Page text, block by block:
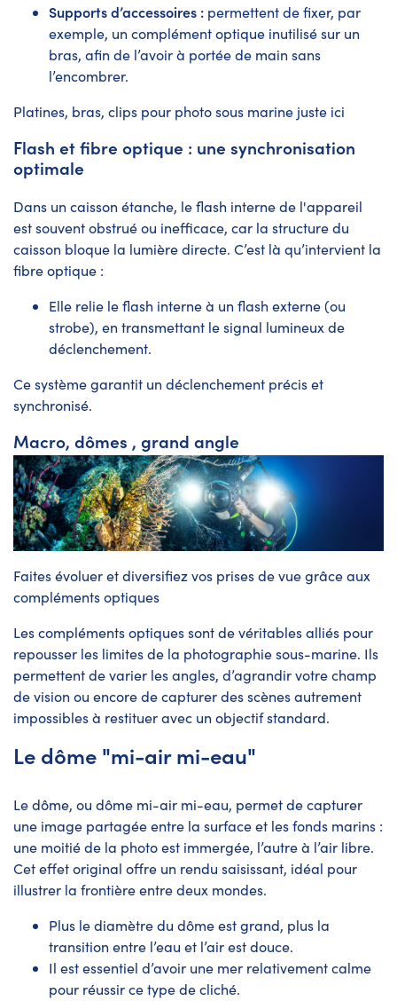
Supports d’accessoires : permettent de fixer, par
exemple, un complément optique inutilisé sur un
bras, afin de l’avoir à portée de main sans
l’encombrer.
Platines, bras, clips pour photo sous marine juste ici
Flash et fibre optique : une synchronisation
optimale
Dans un caisson étanche, le flash interne de l'appareil
est souvent obstrué ou inefficace, car la structure du
caisson bloque la lumière directe. C’est là qu’intervient la
fibre optique :
Elle relie le flash interne à un flash externe (ou
strobe), en transmettant le signal lumineux de
déclenchement.
Ce système garantit un déclenchement précis et
synchronisé.
Macro, dômes , grand angle
Faites évoluer et diversifiez vos prises de vue grâce aux
compléments optiques
Les compléments optiques sont de véritables alliés pour
repousser les limites de la photographie sous-marine. Ils
permettent de varier les angles, d’agrandir votre champ
de vision ou encore de capturer des scènes autrement
impossibles à restituer avec un objectif standard.
Le dôme "mi-air mi-eau"
Le dôme, ou dôme mi-air mi-eau, permet de capturer
une image partagée entre la surface et les fonds marins :
une moitié de la photo est immergée, l’autre à l’air libre.
Cet effet original offre un rendu saisissant, idéal pour
illustrer la frontière entre deux mondes.
Plus le diamètre du dôme est grand, plus la
transition entre l’eau et l’air est douce.
Il est essentiel d’avoir une mer relativement calme
pour réussir ce type de cliché.